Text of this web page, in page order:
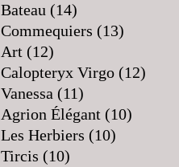
Bateau (14)
Commequiers (13)
Art (12)
Calopteryx Virgo (12)
Vanessa (11)
Agrion Élégant (10)
Les Herbiers (10)
Tircis (10)